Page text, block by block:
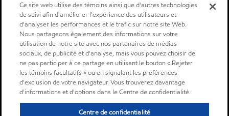
Ce site web utilise des témoins ainsi que d'autres technologies
de suivi afin d'améliorer l'expérience des utilisateurs et
d'analyser les performances et le trafic sur notre site Web.
Nous partageons également des informations sur votre
utilisation de notre site avec nos partenaires de médias
sociaux, de publicité et d'analyse, mais vous pouvez choisir de
ne pas participer à ce partage en utilisant le bouton « Rejeter
les témoins facultatifs » ou en signalant les préférences
d'exclusion de votre navigateur. Vous trouverez davantage
d'informations et d'options dans le Centre de confidentialité.
Centre de confidentialité